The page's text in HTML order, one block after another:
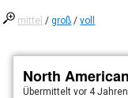
mittel /groß /voll
North
Übermitteltvor 4 Jahren